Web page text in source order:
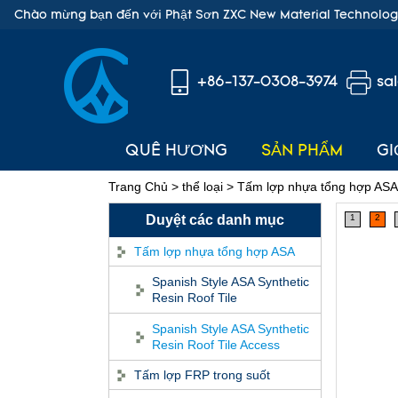
Chào mừng bạn đến với Phật Sơn ZXC New Material
+86-137-0308-3974
QUÊ HƯƠNG SẢN PHẨM
Trang Chủ > thể loại > Tấm lợp nhựa tổng hợp ASA
Duyệt các danh mục
Tấm lợp nhựa tổng hợp ASA
Spanish Style ASA Synthetic
Resin Roof Tile
Spanish Style ASA Synthetic
Resin Roof Tile Access
Tấm lợp FRP trong suốt
1 2